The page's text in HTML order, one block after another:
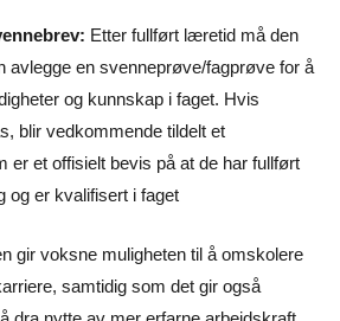
Etter fullført læretid må den
avlegge en svenneprøve/fagprøve for å
og kunnskap i faget. Hvis
blir vedkommende tildelt et
er et offisielt bevis på at de har fullført
og er kvalifisert i faget
gir voksne muligheten til å omskolere
samtidig som det gir også